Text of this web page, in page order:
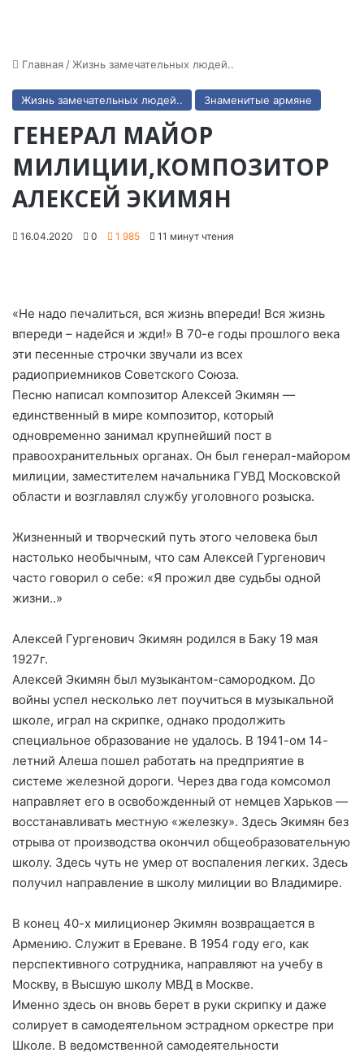
Главная / Жизнь замечательных людей..
Жизнь замечательных людей.. Знаменитые армяне
ГЕНЕРАЛ МАЙОР
МИЛИЦИИ,КОМПОЗИТОР
АЛЕКСЕЙ ЭКИМЯН
16.04.2020 0 1 985 11 минут чтения
«Не надо печалиться, вся жизнь впереди! Вся жизнь
впереди – надейся и жди!» В 70-е годы прошлого века
эти песенные строчки звучали из всех
радиоприемников Советского Союза.
Песню написал композитор Алексей Экимян —
единственный в мире композитор, который
одновременно занимал крупнейший пост в
правоохранительных органах. Он был генерал-майором
милиции, заместителем начальника ГУВД Московской
области и возглавлял службу уголовного розыска.
Жизненный и творческий путь этого человека был
настолько необычным, что сам Алексей Гургенович
часто говорил о себе: «Я прожил две судьбы одной
жизни..»
Алексей Гургенович Экимян родился в Баку 19 мая
1927г.
Алексей Экимян был музыкантом-самородком. До
войны успел несколько лет поучиться в музыкальной
школе, играл на скрипке, однако продолжить
специальное образование не удалось. В 1941-ом 14-
летний Алеша пошел работать на предприятие в
системе железной дороги. Через два года комсомол
направляет его в освобожденный от немцев Харьков —
восстанавливать местную «железку». Здесь Экимян без
отрыва от производства окончил общеобразовательную
школу. Здесь чуть не умер от воспаления легких. Здесь
получил направление в школу милиции во Владимире.
В конец 40-х милиционер Экимян возвращается в
Армению. Служит в Ереване. В 1954 году его, как
перспективного сотрудника, направляют на учебу в
Москву, в Высшую школу МВД в Москве.
Именно здесь он вновь берет в руки скрипку и даже
солирует в самодеятельном эстрадном оркестре при
Школе. В ведомственной самодеятельности